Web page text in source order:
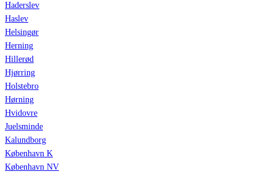
Haderslev
Haslev
Helsingør
Herning
Hillerød
Hjørring
Holstebro
Hørning
Hvidovre
Juelsminde
Kalundborg
København K
København NV